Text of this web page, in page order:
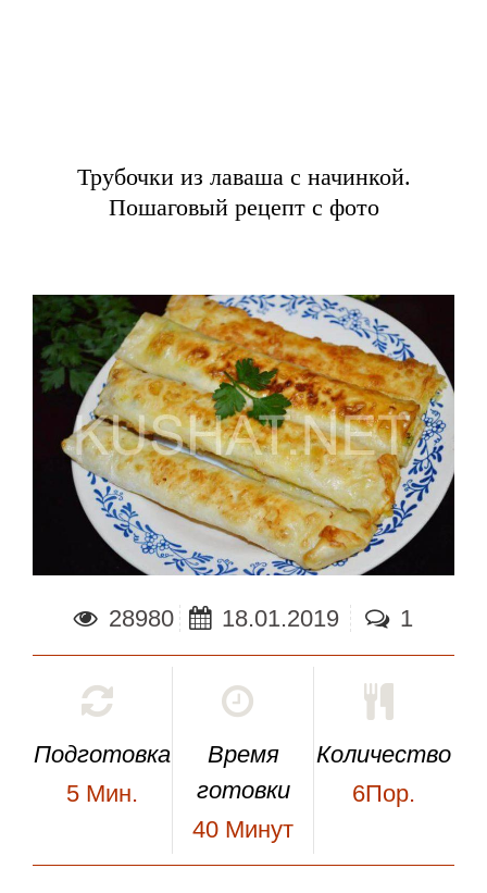
Трубочки из лаваша с начинкой.
Пошаговый рецепт с фото
28980 18.01.2019 1
Подготовка
5 Мин.
Время
готовки
40 Минут
Количество
6Пор.